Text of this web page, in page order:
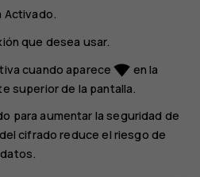
Activado.
que desea usar.
cuando aparecenetwork_wifi en la
superior de la pantalla.
para aumentar la seguridad de
cifrado reduce el riesgo de